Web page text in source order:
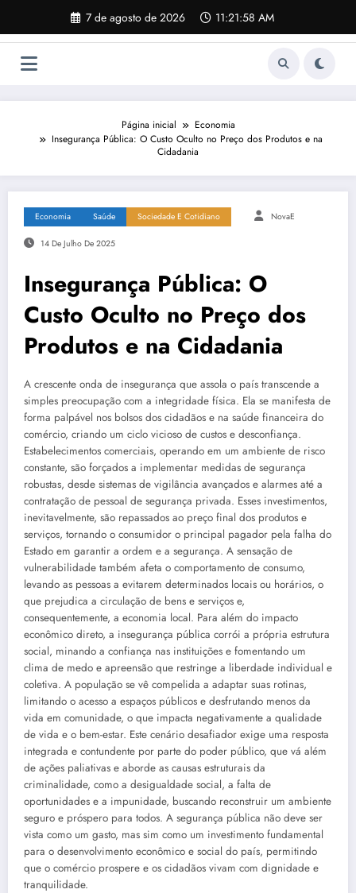
o
7 de agosto de 2026 11:21:59 AM
Página inicial
Economia
Insegurança Pública: O Custo Oculto no Preço dos Produtos e na
Cidadania
Economia Saúde Sociedade E Cotidiano NovaE
14 De Julho De 2025
Insegurança Pública: O
Custo Oculto no Preço dos
Produtos e na Cidadania
A crescente onda de insegurança que assola o país transcende a
simples preocupação com a integridade física. Ela se manifesta de
forma palpável nos bolsos dos cidadãos e na saúde financeira do
comércio, criando um ciclo vicioso de custos e desconfiança.
Estabelecimentos comerciais, operando em um ambiente de risco
constante, são forçados a implementar medidas de segurança
robustas, desde sistemas de vigilância avançados e alarmes até a
contratação de pessoal de segurança privada. Esses investimentos,
inevitavelmente, são repassados ao preço final dos produtos e
serviços, tornando o consumidor o principal pagador pela falha do
Estado em garantir a ordem e a segurança. A sensação de
vulnerabilidade também afeta o comportamento de consumo,
levando as pessoas a evitarem determinados locais ou horários, o
que prejudica a circulação de bens e serviços e,
consequentemente, a economia local. Para além do impacto
econômico direto, a insegurança pública corrói a própria estrutura
social, minando a confiança nas instituições e fomentando um
clima de medo e apreensão que restringe a liberdade individual e
coletiva. A população se vê compelida a adaptar suas rotinas,
limitando o acesso a espaços públicos e desfrutando menos da
vida em comunidade, o que impacta negativamente a qualidade
de vida e o bem-estar. Este cenário desafiador exige uma resposta
integrada e contundente por parte do poder público, que vá além
de ações paliativas e aborde as causas estruturais da
criminalidade, como a desigualdade social, a falta de
oportunidades e a impunidade, buscando reconstruir um ambiente
seguro e próspero para todos. A segurança pública não deve ser
vista como um gasto, mas sim como um investimento fundamental
para o desenvolvimento econômico e social do país, permitindo
que o comércio prospere e os cidadãos vivam com dignidade e
tranquilidade.